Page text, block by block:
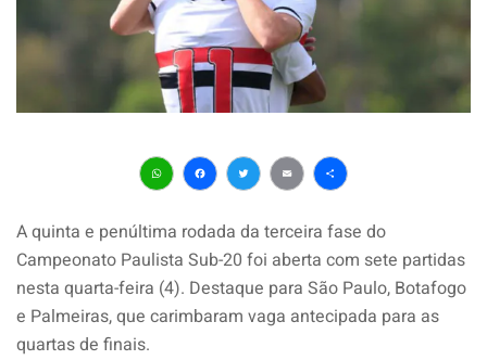
WhatsApp
Facebook
Twitter
EmailShare
A quinta e penúltima rodada da terceira fase do
Campeonato Paulista Sub-20 foi aberta com sete partidas
nesta quarta-feira (4). Destaque para São Paulo, Botafogo
e Palmeiras, que carimbaram vaga antecipada para as
quartas de finais.